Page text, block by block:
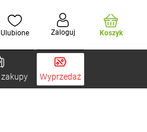
Ulubione Zaloguj Koszyk
Wyprzedaż